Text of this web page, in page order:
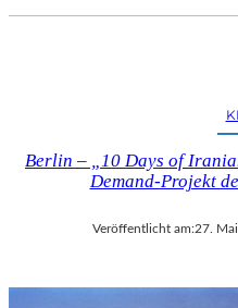
Berlin – „10 Days of
Demand-Projekt
Veröffentlicht am:27.